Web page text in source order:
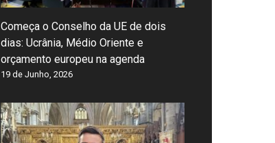
Começa o Conselho da UE de dois
dias: Ucrânia, Médio Oriente e
orçamento europeu na agenda
19 de Junho, 2026